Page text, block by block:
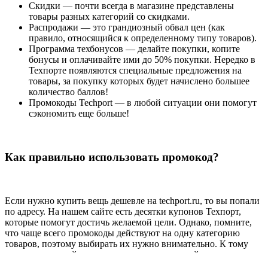
Скидки — почти всегда в магазине представлены
товары разных категорий со скидками.
Распродажи — это грандиозный обвал цен (как
правило, относящийся к определенному типу товаров).
Программа техбонусов — делайте покупки, копите
бонусы и оплачивайте ими до 50% покупки. Нередко в
Техпорте появляются специальные предложения на
товары, за покупку которых будет начислено большее
количество баллов!
Промокоды Techport — в любой ситуации они помогут
сэкономить еще больше!
Как правильно использовать промокод?
Если нужно купить вещь дешевле на techport.ru, то вы попали
по адресу. На нашем сайте есть десятки купонов Техпорт,
которые помогут достичь желаемой цели. Однако, помните,
что чаще всего промокоды действуют на одну категорию
товаров, поэтому выбирать их нужно внимательно. К тому